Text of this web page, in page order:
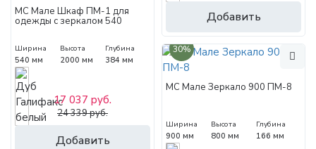
МС Мале Шкаф ПМ-1 для
одежды с зеркалом 540
Ширина
540 мм
Высота
2000 мм
Глубина
384 мм
Добавить
17 037 руб.
24 339 руб.
Добавить
30%
МС Мале Зеркало 900 ПМ-8
Ширина
900 мм
Высота
800 мм
Глубина
166 мм